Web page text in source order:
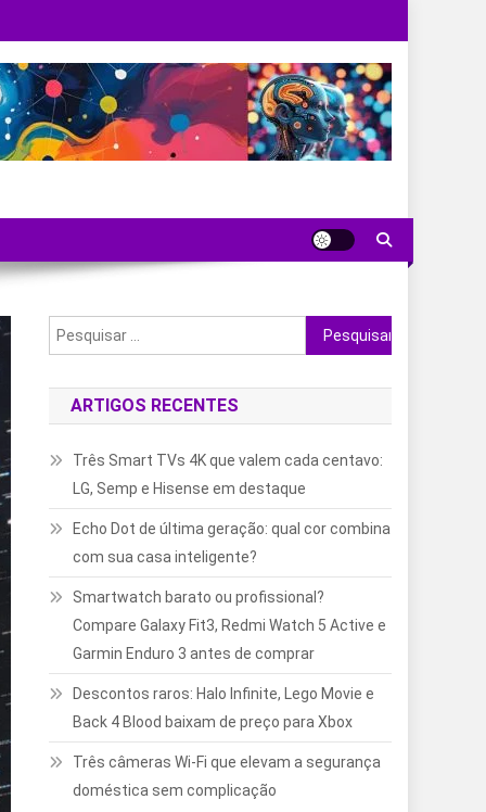
Pesquisar
por:
ARTIGOS RECENTES
Três Smart TVs 4K que valem cada centavo:
LG, Semp e Hisense em destaque
Echo Dot de última geração: qual cor combina
com sua casa inteligente?
Smartwatch barato ou profissional?
Compare Galaxy Fit3, Redmi Watch 5 Active e
Garmin Enduro 3 antes de comprar
Descontos raros: Halo Infinite, Lego Movie e
Back 4 Blood baixam de preço para Xbox
Três câmeras Wi-Fi que elevam a segurança
doméstica sem complicação